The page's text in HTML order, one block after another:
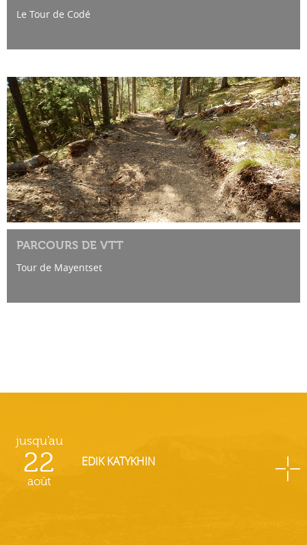
Le Tour de Codé
PARCOURS DE VTT
Tour de Mayentset
jusqu'au
22
août
EDIK KATYKHIN